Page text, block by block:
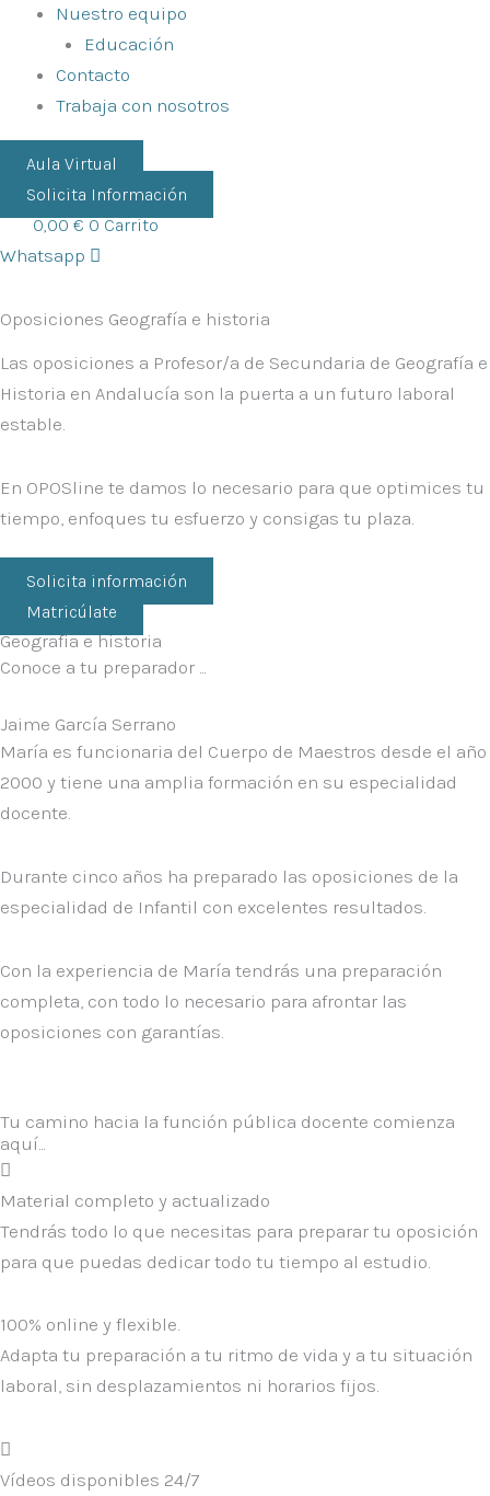
Nuestro equipo
Educación
Contacto
Trabaja con nosotros
Aula Virtual
Solicita Información
0,00€ 0 Carrito
Whatsapp
Oposiciones Geografía e historia
Las oposiciones a Profesor/a de Secundaria de Geografía e
Historia en Andalucía son la puerta a un futuro laboral
estable.
En OPOSline te damos lo necesario para que optimices tu
tiempo, enfoques tu esfuerzo y consigas tu plaza.
Solicita información
Matricúlate
Geografía e historia
Conoce a tu preparador ...
Jaime García Serrano
María es funcionaria del Cuerpo de Maestros desde el año
2000 y tiene una amplia formación en su especialidad
docente.
Durante cinco años ha preparado las oposiciones de la
especialidad de Infantil con excelentes resultados.
Con la experiencia de María tendrás una preparación
completa, con todo lo necesario para afrontar las
oposiciones con garantías.
Tu camino hacia la función pública docente comienza
aquí...
Material completo y actualizado
Tendrás todo lo que necesitas para preparar tu oposición
para que puedas dedicar todo tu tiempo al estudio.
100% online y flexible.
Adapta tu preparación a tu ritmo de vida y a tu situación
laboral, sin desplazamientos ni horarios fijos.
Vídeos disponibles 24/7